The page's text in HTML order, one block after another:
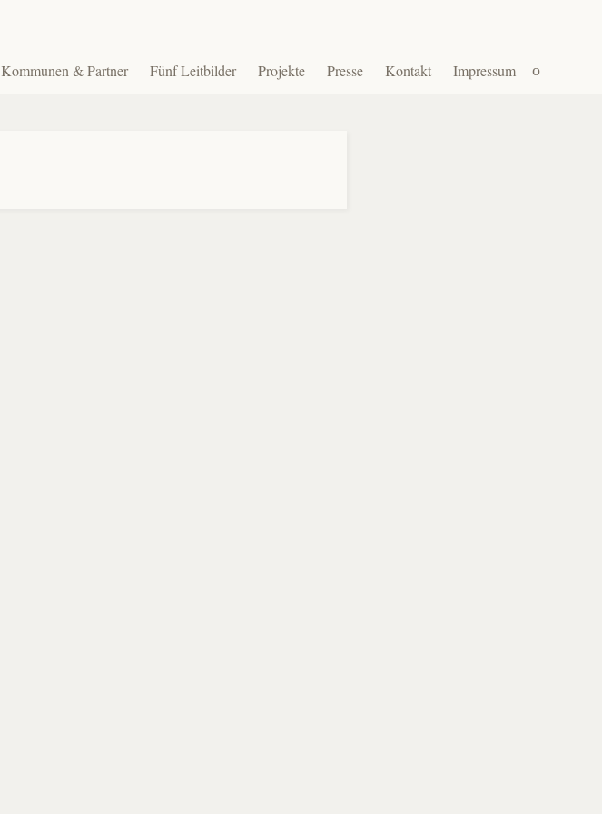
Kommunen & Partner Fünf Leitbilder Projekte Presse Kontakt Impressum
Suchen
nach: